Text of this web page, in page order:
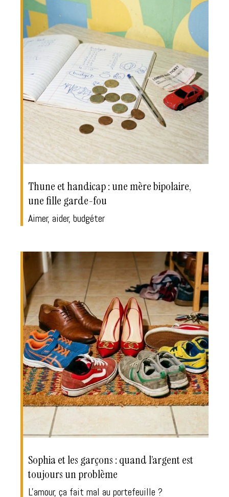
Thune et handicap : une mère bipolaire,
une fille garde-fou
Aimer, aider, budgéter
Sophia et les garçons : quand l’argent est
toujours un problème
L'amour, ça fait mal au portefeuille ?